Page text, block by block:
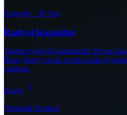
Kapasite · 50 Ton
Radyal Kapaklar
Tambur (radyal) kapaklarda 50 ton
Baraj yüzey savak ve dip savak
çözümü.
İncele
Otomatik Kontrol